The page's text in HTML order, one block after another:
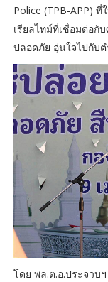
Police (TPB-APP)
เรียลไทม์ที่เชื่อมต่อกั
ปลอดภัย อุ่นใจไปกับต
โดย พล.ต.อ.ประจวบ